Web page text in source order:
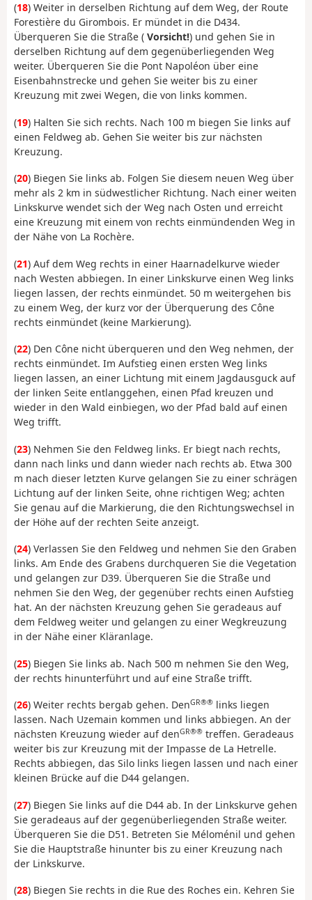
(18) Weiter in derselben Richtung auf dem Weg, der Route
Forestière du Girombois. Er mündet in die D434.
Überqueren Sie die Straße ( Vorsicht!) und gehen Sie in
derselben Richtung auf dem gegenüberliegenden Weg
weiter. Überqueren Sie die Pont Napoléon über eine
Eisenbahnstrecke und gehen Sie weiter bis zu einer
Kreuzung mit zwei Wegen, die von links kommen.
(19) Halten Sie sich rechts. Nach 100 m biegen Sie links auf
einen Feldweg ab. Gehen Sie weiter bis zur nächsten
Kreuzung.
(20) Biegen Sie links ab. Folgen Sie diesem neuen Weg über
mehr als 2 km in südwestlicher Richtung. Nach einer weiten
Linkskurve wendet sich der Weg nach Osten und erreicht
eine Kreuzung mit einem von rechts einmündenden Weg in
der Nähe von La Rochère.
(21) Auf dem Weg rechts in einer Haarnadelkurve wieder
nach Westen abbiegen. In einer Linkskurve einen Weg links
liegen lassen, der rechts einmündet. 50 m weitergehen bis
zu einem Weg, der kurz vor der Überquerung des Cône
rechts einmündet (keine Markierung).
(22) Den Cône nicht überqueren und den Weg nehmen, der
rechts einmündet. Im Aufstieg einen ersten Weg links
liegen lassen, an einer Lichtung mit einem Jagdausguck auf
der linken Seite entlanggehen, einen Pfad kreuzen und
wieder in den Wald einbiegen, wo der Pfad bald auf einen
Weg trifft.
(23) Nehmen Sie den Feldweg links. Er biegt nach rechts,
dann nach links und dann wieder nach rechts ab. Etwa 300
m nach dieser letzten Kurve gelangen Sie zu einer schrägen
Lichtung auf der linken Seite, ohne richtigen Weg; achten
Sie genau auf die Markierung, die den Richtungswechsel in
der Höhe auf der rechten Seite anzeigt.
(24) Verlassen Sie den Feldweg und nehmen Sie den Graben
links. Am Ende des Grabens durchqueren Sie die Vegetation
und gelangen zur D39. Überqueren Sie die Straße und
nehmen Sie den Weg, der gegenüber rechts einen Aufstieg
hat. An der nächsten Kreuzung gehen Sie geradeaus auf
dem Feldweg weiter und gelangen zu einer Wegkreuzung
in der Nähe einer Kläranlage.
(25) Biegen Sie links ab. Nach 500 m nehmen Sie den Weg,
der rechts hinunterführt und auf eine Straße trifft.
(26) Weiter rechts bergab gehen. DenGR®® links liegen
lassen. Nach Uzemain kommen und links abbiegen. An der
nächsten Kreuzung wieder auf denGR®® treffen. Geradeaus
weiter bis zur Kreuzung mit der Impasse de La Hetrelle.
Rechts abbiegen, das Silo links liegen lassen und nach einer
kleinen Brücke auf die D44 gelangen.
(27) Biegen Sie links auf die D44 ab. In der Linkskurve gehen
Sie geradeaus auf der gegenüberliegenden Straße weiter.
Überqueren Sie die D51. Betreten Sie Méloménil und gehen
Sie die Hauptstraße hinunter bis zu einer Kreuzung nach
der Linkskurve.
(28) Biegen Sie rechts in die Rue des Roches ein. Kehren Sie